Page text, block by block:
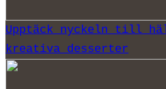
Upptäck nyckeln till
kreativa desserter